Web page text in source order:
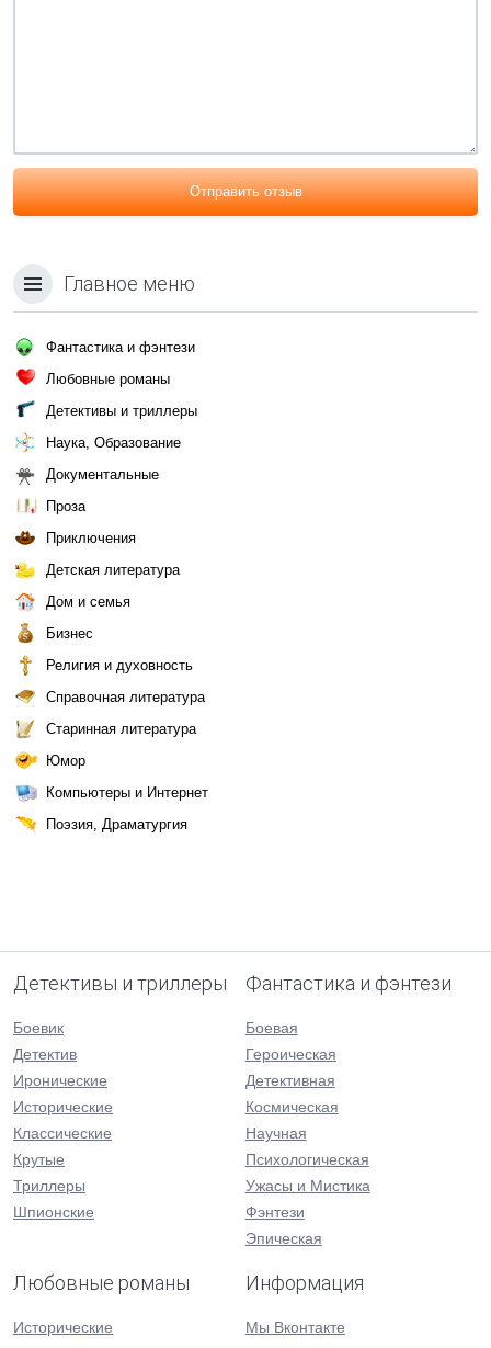
Отправить отзыв
Главное меню
Фантастика и фэнтези
Любовные романы
Детективы и триллеры
Наука, Образование
Документальные
Проза
Приключения
Детская литература
Дом и семья
Бизнес
Религия и духовность
Справочная литература
Старинная литература
Юмор
Компьютеры и Интернет
Поэзия, Драматургия
Детективы и триллеры
Боевик
Детектив
Иронические
Исторические
Классические
Крутые
Триллеры
Шпионские
Фантастика и фэнтези
Боевая
Героическая
Детективная
Космическая
Научная
Психологическая
Ужасы и Мистика
Фэнтези
Эпическая
Любовные романы
Исторические
Информация
Мы Вконтакте